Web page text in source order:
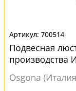
700514
Подвесная
производства
Osgona